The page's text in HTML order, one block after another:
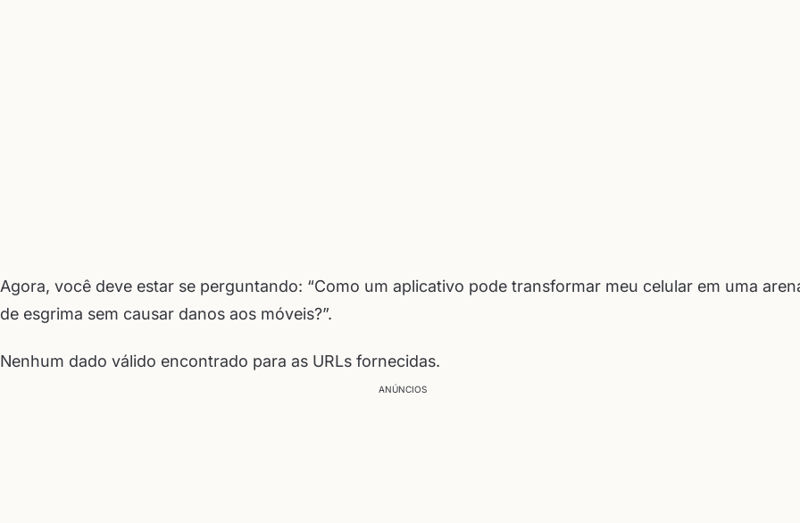
Agora, você deve estar se perguntando: “Como um aplicativo pode transformar meu celular em uma
de esgrima sem causar danos aos móveis?”.
Nenhum dado válido encontrado para as URLs fornecidas.
ANÚNCIOS